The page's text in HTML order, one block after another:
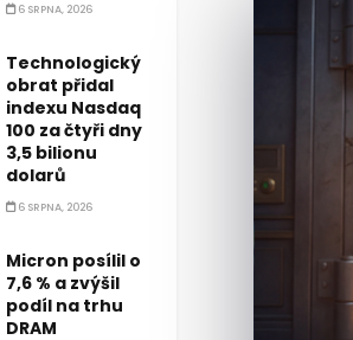
6 SRPNA, 2026
Technologický
obrat přidal
indexu Nasdaq
100 za čtyři dny
3,5 bilionu
dolarů
6 SRPNA, 2026
Micron posílil o
7,6 % a zvýšil
podíl na trhu
DRAM